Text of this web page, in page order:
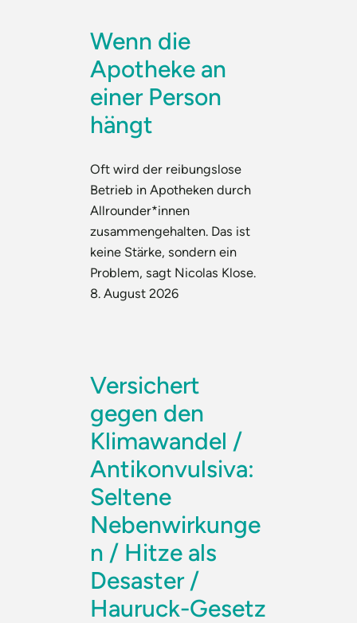
Wenn die
Apotheke an
einer Person
hängt
Oft wird der reibungslose
Betrieb in Apotheken durch
Allrounder*innen
zusammengehalten. Das ist
keine Stärke, sondern ein
Problem, sagt Nicolas Klose.
8. August 2026
Versichert
gegen den
Klimawandel /
Antikonvulsiva:
Seltene
Nebenwirkunge
n / Hitze als
Desaster /
Hauruck-Gesetz